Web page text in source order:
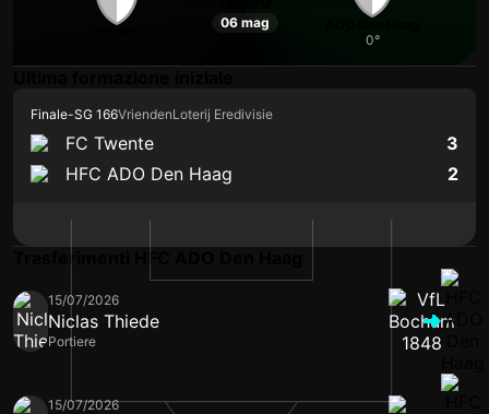
06 mag
0°
Finale-SG 166VriendenLoterij Eredivisie
FC Twente
3
2
HFC ADO Den Haag
15/07/2026
Niclas Thiede
Portiere
15/07/2026